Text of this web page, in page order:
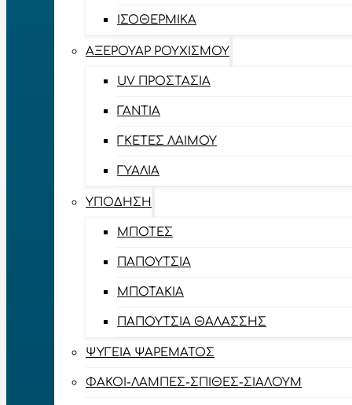
ΙΣΟΘΕΡΜΙΚΆ
ΑΞΕΡΟΥΆΡ ΡΟΥΧΙΣΜΟΎ
UV ΠΡΟΣΤΑΣΊΑ
ΓΆΝΤΙΑ
ΓΚΈΤΕΣ ΛΑΊΜΟΥ
ΓΥΑΛΙΆ
ΥΠΌΔΗΣΗ
ΜΠΌΤΕΣ
ΠΑΠΟΎΤΣΙΑ
ΜΠΟΤΆΚΙΑ
ΠΑΠΟΎΤΣΙΑ ΘΑΛΆΣΣΗΣ
ΨΥΓΕΊΑ ΨΑΡΈΜΑΤΟΣ
ΦΑΚΟΊ-ΛΆΜΠΕΣ-ΣΠΊΘΕΣ-ΣΊΑΛΟΥΜ